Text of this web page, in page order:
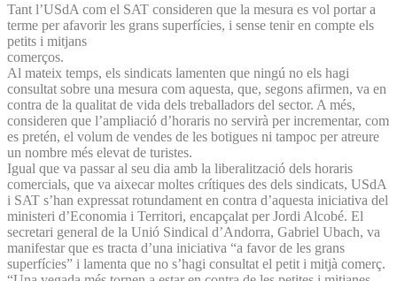
Tant l’USdA com el SAT consideren que la mesura es vol portar a
terme per afavorir les grans superfícies, i sense tenir en compte els
petits i mitjans
comerços.
Al mateix temps, els sindicats lamenten que ningú no els hagi
consultat sobre una mesura com aquesta, que, segons afirmen, va en
contra de la qualitat de vida dels treballadors del sector. A més,
consideren que l’ampliació d’horaris no servirà per incrementar, com
es pretén, el volum de vendes de les botigues ni tampoc per atreure
un nombre més elevat de turistes.
Igual que va passar al seu dia amb la liberalització dels horaris
comercials, que va aixecar moltes crítiques des dels sindicats, USdA
i SAT s’han expressat rotundament en contra d’aquesta iniciativa del
ministeri d’Economia i Territori, encapçalat per Jordi Alcobé. El
secretari general de la Unió Sindical d’Andorra, Gabriel Ubach, va
manifestar que es tracta d’una iniciativa “a favor de les grans
superfícies” i lamenta que no s’hagi consultat el petit i mitjà comerç.